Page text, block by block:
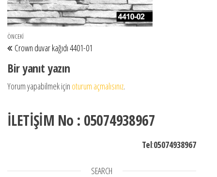
Yazı gezinmesi
Önceki Yazı
ÖNCEKI
Crown duvar kağıdı 4401-01
Bir yanıt yazın
Yorum yapabilmek için oturum açmalısınız.
İLETİŞİM No : 05074938967
Tel:05074938967
SEARCH